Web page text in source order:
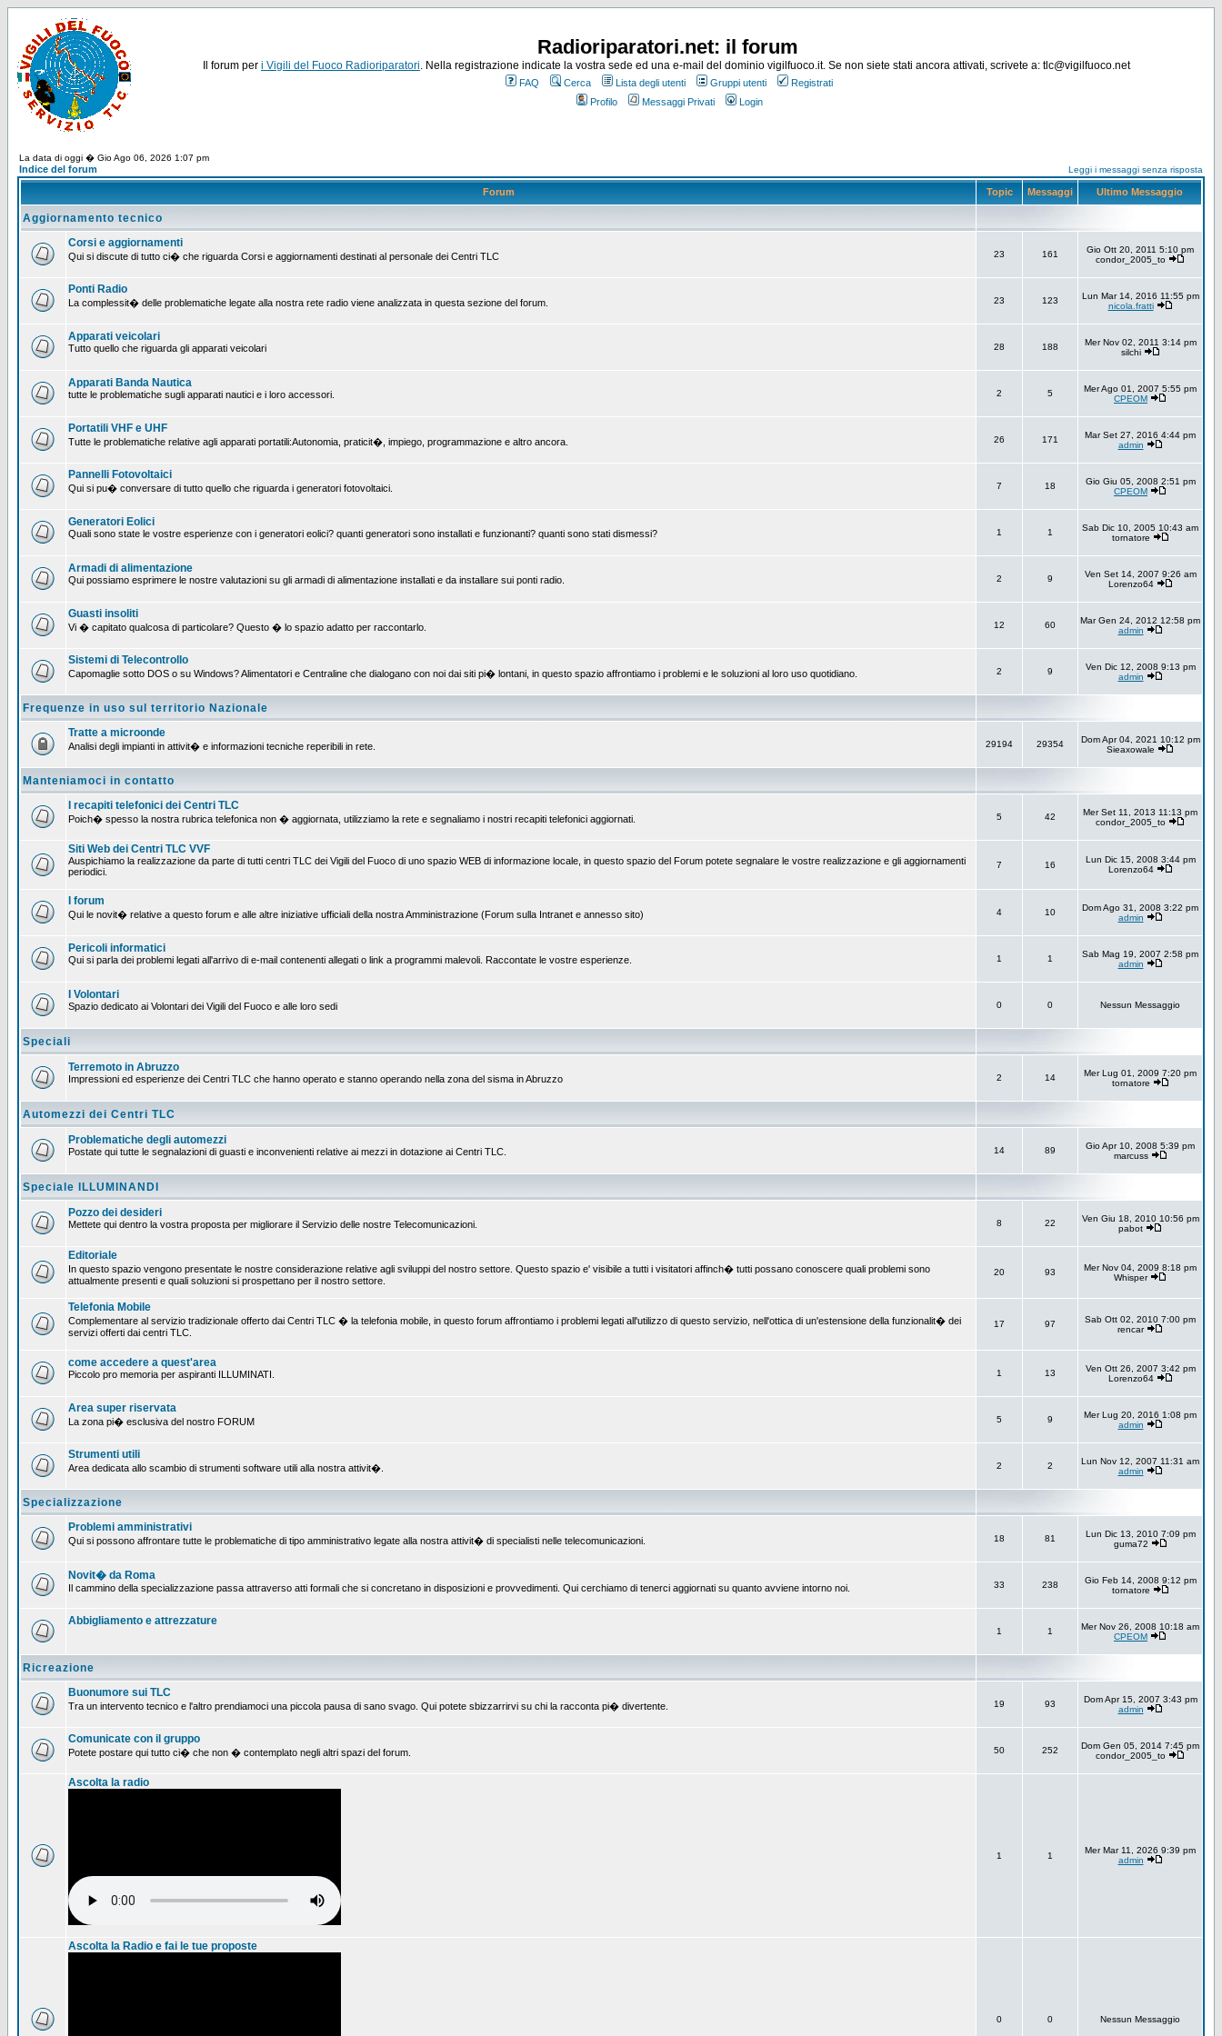
Radioriparatori.net: il forum
Il forum per i Vigili del Fuoco Radioriparatori. Nella registrazione indicate la vostra sede ed una e-mail del dominio vigilfuoco.it. Se non siete stati ancora attivati, scrivete a: tlc@vigilfuoco.net
FAQ Cerca Lista degli utenti Gruppi utenti
Registrati
Profilo
Messaggi Privati Login
La data di oggi � Gio Ago 06, 2026 1:07 pm
Indice del forum Leggi i messaggi senza risposta
Forum Topic Messaggi Ultimo Messaggio
Aggiornamento tecnico
Corsi e aggiornamenti
Qui si discute di tutto ci� che riguarda Corsi e aggiornamenti destinati al personale dei Centri TLC 23 161
Gio Ott 20, 2011 5:10 pm
condor_2005_to
Ponti Radio
La complessit� delle problematiche legate alla nostra rete radio viene analizzata in questa sezione del forum. 23 123
Lun Mar 14, 2016 11:55 pm
nicola.fratti
Apparati veicolari
Tutto quello che riguarda gli apparati veicolari 28 188
Mer Nov 02, 2011 3:14 pm
silchi
Apparati Banda Nautica
tutte le problematiche sugli apparati nautici e i loro accessori. 2 5
Mer Ago 01, 2007 5:55 pm
CPEOM
Portatili VHF e UHF
Tutte le problematiche relative agli apparati portatili:Autonomia, praticit�, impiego, programmazione e altro ancora. 26 171
Mar Set 27, 2016 4:44 pm
admin
Pannelli Fotovoltaici
Qui si pu� conversare di tutto quello che riguarda i generatori fotovoltaici. 7 18
Gio Giu 05, 2008 2:51 pm
CPEOM
Generatori Eolici
Quali sono state le vostre esperienze con i generatori eolici? quanti generatori sono installati e funzionanti? quanti sono stati dismessi? 1 1
Sab Dic 10, 2005 10:43 am
tornatore
Armadi di alimentazione
Qui possiamo esprimere le nostre valutazioni su gli armadi di alimentazione installati e da installare sui ponti radio. 2 9
Ven Set 14, 2007 9:26 am
Lorenzo64
Guasti insoliti
Vi � capitato qualcosa di particolare? Questo � lo spazio adatto per raccontarlo. 12 60
Mar Gen 24, 2012 12:58 pm
admin
Sistemi di Telecontrollo
Capomaglie sotto DOS o su Windows? Alimentatori e Centraline che dialogano con noi dai siti pi� lontani, in questo spazio affrontiamo i problemi e le soluzioni al loro uso quotidiano. 2 9
Ven Dic 12, 2008 9:13 pm
admin
Frequenze in uso sul territorio Nazionale
Tratte a microonde
Analisi degli impianti in attivit� e informazioni tecniche reperibili in rete. 29194 29354
Dom Apr 04, 2021 10:12 pm
Sieaxowale
Manteniamoci in contatto
I recapiti telefonici dei Centri TLC
Poich� spesso la nostra rubrica telefonica non � aggiornata, utilizziamo la rete e segnaliamo i nostri recapiti telefonici aggiornati. 5 42
Mer Set 11, 2013 11:13 pm
condor_2005_to
Siti Web dei Centri TLC VVF
Auspichiamo la realizzazione da parte di tutti centri TLC dei Vigili del Fuoco di uno spazio WEB di informazione locale, in questo spazio del Forum potete segnalare le vostre realizzazione e gli aggiornamenti
periodici.
7 16
Lun Dic 15, 2008 3:44 pm
Lorenzo64
I forum
Qui le novit� relative a questo forum e alle altre iniziative ufficiali della nostra Amministrazione (Forum sulla Intranet e annesso sito) 4 10
Dom Ago 31, 2008 3:22 pm
admin
Pericoli informatici
Qui si parla dei problemi legati all'arrivo di e-mail contenenti allegati o link a programmi malevoli. Raccontate le vostre esperienze. 1 1
Sab Mag 19, 2007 2:58 pm
admin
I Volontari
Spazio dedicato ai Volontari dei Vigili del Fuoco e alle loro sedi 0 0 Nessun Messaggio
Speciali
Terremoto in Abruzzo
Impressioni ed esperienze dei Centri TLC che hanno operato e stanno operando nella zona del sisma in Abruzzo 2 14
Mer Lug 01, 2009 7:20 pm
tornatore
Automezzi dei Centri TLC
Problematiche degli automezzi
Postate qui tutte le segnalazioni di guasti e inconvenienti relative ai mezzi in dotazione ai Centri TLC. 14 89
Gio Apr 10, 2008 5:39 pm
marcuss
Speciale ILLUMINANDI
Pozzo dei desideri
Mettete qui dentro la vostra proposta per migliorare il Servizio delle nostre Telecomunicazioni. 8 22
Ven Giu 18, 2010 10:56 pm
pabot
Editoriale
In questo spazio vengono presentate le nostre considerazione relative agli sviluppi del nostro settore. Questo spazio e' visibile a tutti i visitatori affinch� tutti possano conoscere quali problemi sono
attualmente presenti e quali soluzioni si prospettano per il nostro settore.
20 93
Mer Nov 04, 2009 8:18 pm
Whisper
Telefonia Mobile
Complementare al servizio tradizionale offerto dai Centri TLC � la telefonia mobile, in questo forum affrontiamo i problemi legati all'utilizzo di questo servizio, nell'ottica di un'estensione della funzionalit� dei
servizi offerti dai centri TLC.
17 97
Sab Ott 02, 2010 7:00 pm
rencar
come accedere a quest'area
Piccolo pro memoria per aspiranti ILLUMINATI. 1 13
Ven Ott 26, 2007 3:42 pm
Lorenzo64
Area super riservata
La zona pi� esclusiva del nostro FORUM 5 9
Mer Lug 20, 2016 1:08 pm
admin
Strumenti utili
Area dedicata allo scambio di strumenti software utili alla nostra attivit�. 2 2
Lun Nov 12, 2007 11:31 am
admin
Specializzazione
Problemi amministrativi
Qui si possono affrontare tutte le problematiche di tipo amministrativo legate alla nostra attivit� di specialisti nelle telecomunicazioni. 18 81
Lun Dic 13, 2010 7:09 pm
guma72
Novit� da Roma
Il cammino della specializzazione passa attraverso atti formali che si concretano in disposizioni e provvedimenti. Qui cerchiamo di tenerci aggiornati su quanto avviene intorno noi. 33 238
Gio Feb 14, 2008 9:12 pm
tornatore
Abbigliamento e attrezzature
1 1
Mer Nov 26, 2008 10:18 am
CPEOM
Ricreazione
Buonumore sui TLC
Tra un intervento tecnico e l'altro prendiamoci una piccola pausa di sano svago. Qui potete sbizzarrirvi su chi la racconta pi� divertente. 19 93
Dom Apr 15, 2007 3:43 pm
admin
Comunicate con il gruppo
Potete postare qui tutto ci� che non � contemplato negli altri spazi del forum. 50 252
Dom Gen 05, 2014 7:45 pm
condor_2005_to
Ascolta la radio
1 1
Mer Mar 11, 2026 9:39 pm
admin
Ascolta la Radio e fai le tue proposte
0 0 Nessun Messaggio